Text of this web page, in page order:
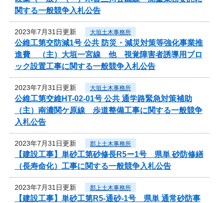
関する一般競争入札公告
2023年7月31日更新 大垣土木事務所
公維工第交防減1号 公共 防災・減災対策等強化事業推
進費 （主）大垣一宮線 他 視覚障害者誘導用ブロ
ック設置工事に関する一般競争入札公告
2023年7月31日更新 大垣土木事務所
公維工第交維HT-02-01号 公共 通学路緊急対策補助
（主）南濃関ケ原線 歩道整備工事に関する一般競争
入札公告
2023年7月31日更新 郡上土木事務所
【建設工事】単砂工第砂修長R5ー1号 県単 砂防修繕
（長寿命化）工事に関する一般競争入札公告
2023年7月31日更新 郡上土木事務所
【建設工事】単砂工第R5-通砂-1号 県単 通常砂防事